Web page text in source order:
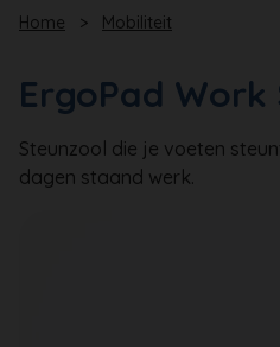
Home > Mobiliteit
ErgoPad Work
Steunzool die je voeten
dagen staand werk.